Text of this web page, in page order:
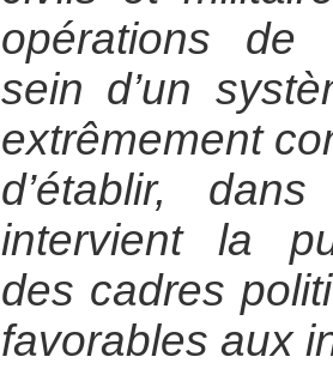
opérations de
sein d’un
extrêmement
d’établir,
intervient la
des cadres
favorables aux